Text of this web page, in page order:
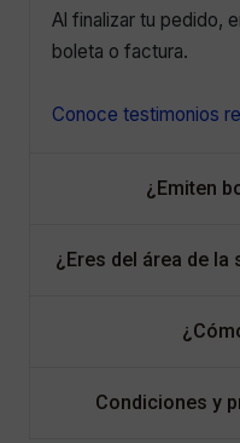
Al finalizar tu pedido,
boleta o factura.
Conoce testimonios
¿Emiten
¿Eres del área de la
Condiciones y